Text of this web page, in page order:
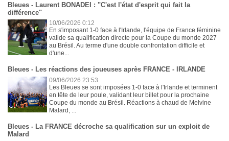
Bleues - Laurent BONADEI : "C'est l'état d'esprit qui fait la
différence"
10/06/2026 0:12
En s'imposant 1-0 face à l'Irlande, l'équipe de France féminine
valide sa qualification directe pour la Coupe du monde 2027
au Brésil. Au terme d'une double confrontation difficile et
d'une...
Bleues - Les réactions des joueuses après FRANCE - IRLANDE
09/06/2026 23:53
Les Bleues se sont imposées 1-0 face à l'Irlande et terminent
en tête de leur poule, validant leur billet pour la prochaine
Coupe du monde au Brésil. Réactions à chaud de Melvine
Malard, ...
Bleues - La FRANCE décroche sa qualification sur un exploit de
Malard